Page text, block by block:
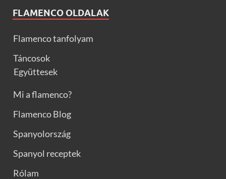
FLAMENCO OLDALAK
Flamenco tanfolyam
Táncosok
Együttesek
Mi a flamenco?
Flamenco Blog
Spanyolország
Spanyol receptek
Rólam